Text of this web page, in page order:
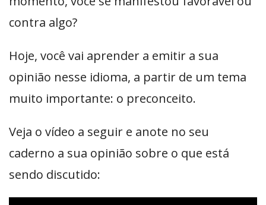
contra algo?
Hoje, você vai aprender a emitir a sua
opinião nesse idioma, a partir de um tema
muito importante: o preconceito.
Veja o vídeo a seguir e anote no seu
caderno a sua opinião sobre o que está
sendo discutido: